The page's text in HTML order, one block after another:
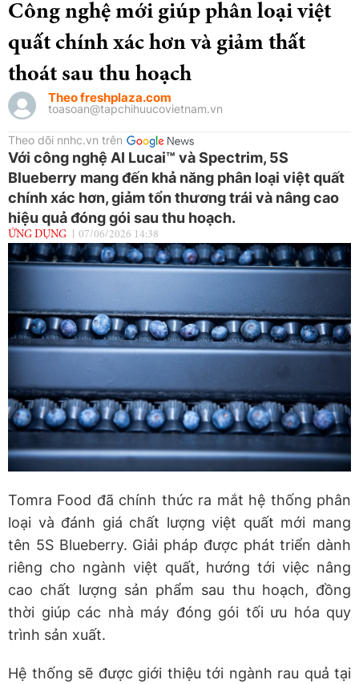
Công nghệ mới giúp phân loại việt
quất chính xác hơn và giảm thất
thoát sau thu hoạch
Theo freshplaza.com
toasoan@tapchihuucovietnam.vn
Theo dõi nnhc.vn trên
Với công nghệ AI Lucai™ và Spectrim, 5S
Blueberry mang đến khả năng phân loại việt quất
chính xác hơn, giảm tổn thương trái và nâng cao
hiệu quả đóng gói sau thu hoạch.
ỨNG DỤNG 07/06/2026 14:38
Tomra Food đã chính thức ra mắt hệ thống phân
loại và đánh giá chất lượng việt quất mới mang
tên 5S Blueberry. Giải pháp được phát triển dành
riêng cho ngành việt quất, hướng tới việc nâng
cao chất lượng sản phẩm sau thu hoạch, đồng
thời giúp các nhà máy đóng gói tối ưu hóa quy
trình sản xuất.
Hệ thống sẽ được giới thiệu tới ngành rau quả tại